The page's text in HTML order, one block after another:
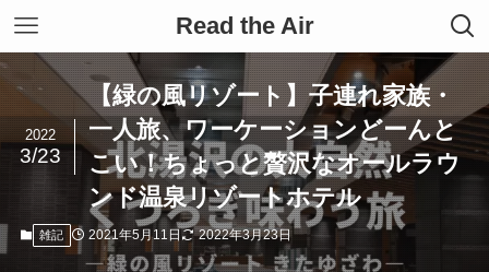
Read the Air
【緑の風リゾート】子連れ家族・
一人旅、ワーケーションどーんと
こい！ちょっと贅沢なオールラウ
ンド温泉リゾートホテル
2022
3/23
雑記 2021年5月11日 2022年3月23日